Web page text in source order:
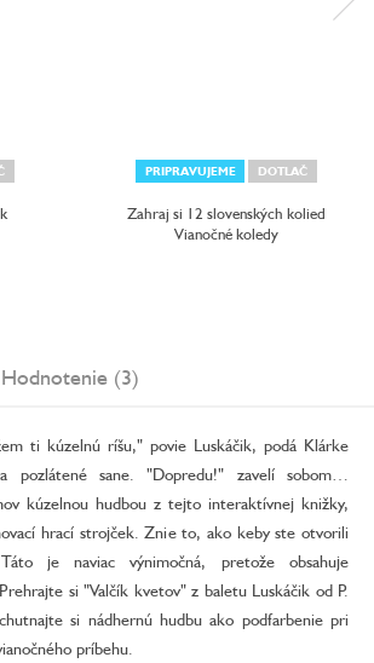
PRIPRAVUJEME DOTLAČ
Zahraj si 12 slovenských kolied
Vianočné koledy
Hodnotenie (3)
ti kúzelnú ríšu," povie Luskáčik, podá Klárke
sane. "Dopredu!" zavelí sobom…
kúzelnou hudbou z tejto interaktívnej knižky,
hrací strojček. Znie to, ako keby ste otvorili
je naviac výnimočná, pretože obsahuje
si "Valčík kvetov" z baletu Luskáčik od P.
si nádhernú hudbu ako podfarbenie pri
príbehu.